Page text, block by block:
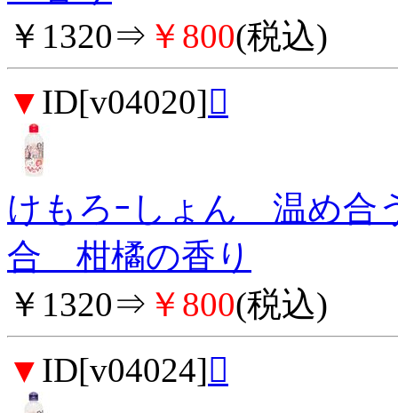
￥1320⇒ ￥800(税込)
▼ ID[v04020]
けもろｰしょん 温め合
合 柑橘の香り
￥1320⇒ ￥800(税込)
▼ ID[v04024]